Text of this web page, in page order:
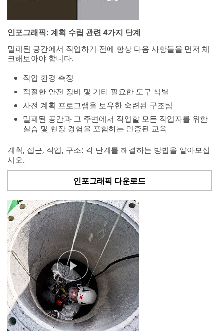
인포그래픽: 계획 수립 관련 4가지 단계
밀폐된 공간에서 작업하기 전에 항상 다음 사항들을 먼저 체
크해보아야 합니다.
작업 환경 측정
적절한 안전 장비 및 기타 필요한 도구 식별
사전 계획 프로그램을 보유한 숙련된 구조팀
밀폐된 공간과 그 주변에서 작업할 모든 작업자를 위한
실습 및 현장 경험을 포함하는 인증된 교육
계획, 접근, 작업, 구조: 각 단계를 해결하는 방법을 알아보십
시오.
인포그래픽 다운로드